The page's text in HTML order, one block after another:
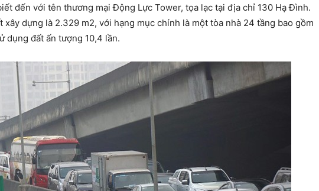
đến với tên thương mại Động Lực Tower, tọa lạc tại địa chỉ 130 Hạ Đình.
xây dựng là 2.329 m2, với hạng mục chính là một tòa nhà 24 tầng bao gồm
dụng đất ấn tượng 10,4 lần.